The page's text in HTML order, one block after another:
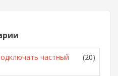
частный
(20)